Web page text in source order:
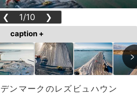
❮ 1/10 ❯
caption +
ンマークのレズビュハウン